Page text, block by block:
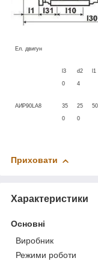
Ел. двигун
l3
0
d2
4
l1
АИР90LA8 35
0
25
0
50
Приховати
Характеристики
Основні
Виробник
Режими роботи